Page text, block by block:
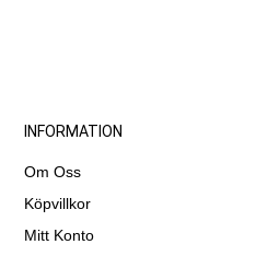
INFORMATION
Om Oss
Köpvillkor
Mitt Konto